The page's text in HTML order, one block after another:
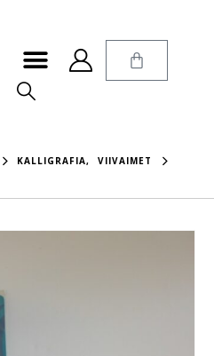
KALLIGRAFIA,
VIIVAIMET